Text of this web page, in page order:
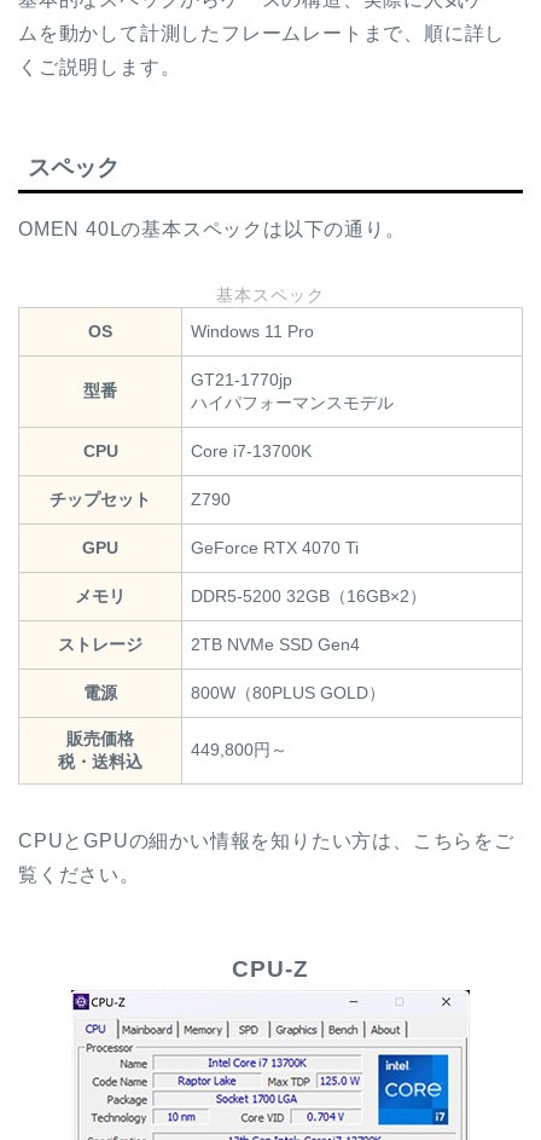
ムを動かして計測したフレームレートまで、順に詳し
くご説明します。
スペック
OMEN 40Lの基本スペックは以下の通り。
基本スペック
OS Windows 11 Pro
型番
GT21-1770jp
ハイパフォーマンスモデル
CPU Core i7-13700K
チップセット Z790
GPU GeForce RTX 4070 Ti
メモリ DDR5-5200 32GB（16GB×2）
ストレージ 2TB NVMe SSD Gen4
電源 800W（80PLUS GOLD）
販売価格
税・送料込
449,800円～
CPUとGPUの細かい情報を知りたい方は、こちらをご
覧ください。
CPU-Z